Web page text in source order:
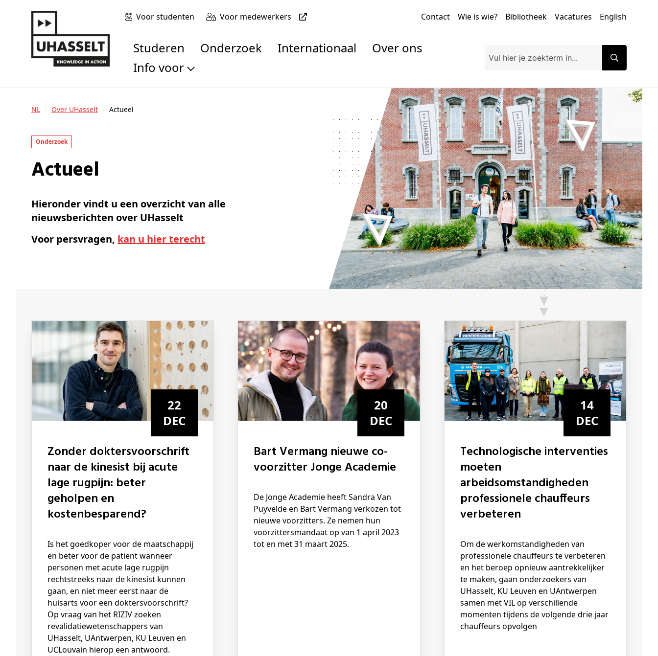
Voor studenten Voor medewerkers Contact Wie is wie? Bibliotheek Vacatures English
Studeren Onderzoek Internationaal
Over ons
Info voor
Toekomstige studenten
Sollicitanten
Schenkers
NL Over UHasselt Actueel
Onderzoek
Actueel
Hieronder vindt u een overzicht van alle
nieuwsberichten over UHasselt
Voor persvragen, kan u hier terecht
22
DEC
Zonder doktersvoorschrift
naar de kinesist bij acute
lage rugpijn: beter
geholpen en
kostenbesparend?
Is het goedkoper voor de maatschappij
en beter voor de patiënt wanneer
personen met acute lage rugpijn
rechtstreeks naar de kinesist kunnen
gaan, en niet meer eerst naar de
huisarts voor een doktersvoorschrift?
Op vraag van het RIZIV zoeken
revalidatiewetenschappers van
UHasselt, UAntwerpen, KU Leuven en
UCLouvain hierop een antwoord.
20
DEC
Bart Vermang nieuwe co-
voorzitter Jonge Academie
De Jonge Academie heeft Sandra Van
Puyvelde en Bart Vermang verkozen tot
nieuwe voorzitters. Ze nemen hun
voorzittersmandaat op van 1 april 2023
tot en met 31 maart 2025.
14
DEC
Technologische interventies
moeten
arbeidsomstandigheden
professionele chauffeurs
verbeteren
Om de werkomstandigheden van
professionele chauffeurs te verbeteren
en het beroep opnieuw aantrekkelijker
te maken, gaan onderzoekers van
UHasselt, KU Leuven en UAntwerpen
samen met VIL op verschillende
momenten tijdens de volgende drie jaar
chauffeurs opvolgen